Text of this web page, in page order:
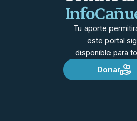
Tu aporte
este portal
disponible para
Donar